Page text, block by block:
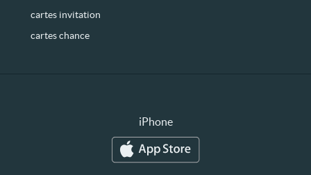
cartes invitation
cartes chance
iPhone